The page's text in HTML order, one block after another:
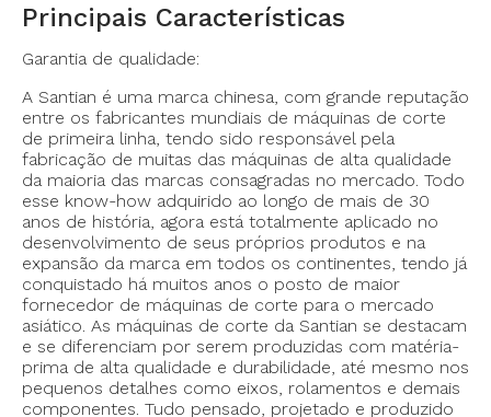
Principais Características
Garantia de qualidade:
A Santian é uma marca chinesa, com grande reputação
entre os fabricantes mundiais de máquinas de corte
de primeira linha, tendo sido responsável pela
fabricação de muitas das máquinas de alta qualidade
da maioria das marcas consagradas no mercado. Todo
esse know-how adquirido ao longo de mais de 30
anos de história, agora está totalmente aplicado no
desenvolvimento de seus próprios produtos e na
expansão da marca em todos os continentes, tendo já
conquistado há muitos anos o posto de maior
fornecedor de máquinas de corte para o mercado
asiático. As máquinas de corte da Santian se destacam
e se diferenciam por serem produzidas com matéria-
prima de alta qualidade e durabilidade, até mesmo nos
pequenos detalhes como eixos, rolamentos e demais
componentes. Tudo pensado, projetado e produzido
- Marca: Santian
- Tamanho do disco: 4” (100mms)
- Capacidade de corte: 27mms
- Afiador manual
- Protetor frontal ajustável
- Potência: Variável de 3,6 watts a 200 watts
- Velocidade ajustável em 4 níveis: 600/800/1000/1200
rpm
- Voltagem: 110V ou 220V